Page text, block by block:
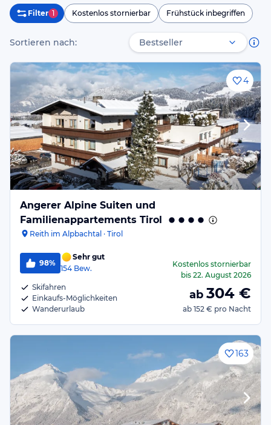
Filter 1 Kostenlos stornierbar Frühstück inbegriffen
Sortieren nach:
4
Angerer Alpine Suiten und
Familienappartements Tirol
Reith im Alpbachtal · Tirol
98%
Sehr gut
154 Bew.
Skifahren
Einkaufs-Möglichkeiten
Wanderurlaub
Kostenlos stornierbar
bis 22. August 2026
ab 304 €
ab 152 € pro Nacht
163